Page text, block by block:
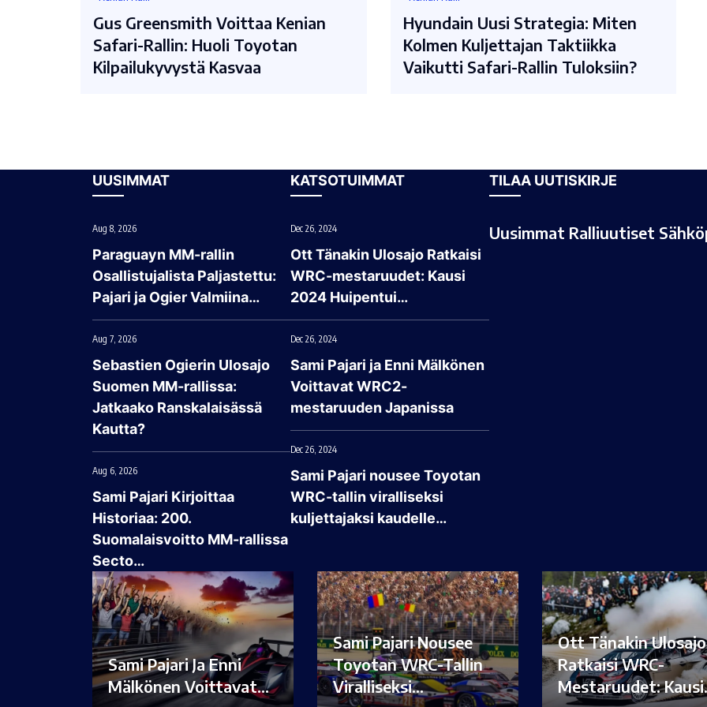
Gus Greensmith Voittaa Kenian
Safari-Rallin: Huoli Toyotan
Kilpailukyvystä Kasvaa
Hyundain Uusi Strategia: Miten
Kolmen Kuljettajan Taktiikka
Vaikutti Safari-Rallin Tuloksiin?
UUSIMMAT
Aug 8, 2026
Paraguayn MM-rallin
Osallistujalista Paljastettu:
Pajari ja Ogier Valmiina…
Aug 7, 2026
Sebastien Ogierin Ulosajo
Suomen MM-rallissa:
Jatkaako Ranskalaisässä
Kautta?
Aug 6, 2026
Sami Pajari Kirjoittaa
Historiaa: 200.
Suomalaisvoitto MM-rallissa
Secto…
KATSOTUIMMAT
Dec 26, 2024
Ott Tänakin Ulosajo Ratkaisi
WRC-mestaruudet: Kausi
2024 Huipentui…
Dec 26, 2024
Sami Pajari ja Enni Mälkönen
Voittavat WRC2-
mestaruuden Japanissa
Dec 26, 2024
Sami Pajari nousee Toyotan
WRC-tallin viralliseksi
kuljettajaksi kaudelle…
TILAA UUTISKIRJE
Uusimmat Ralliuutiset
Sami Pajari Ja Enni
Mälkönen Voittavat…
Sami Pajari Nousee
Toyotan WRC-Tallin
Viralliseksi…
Ott Tänakin Ulosajo
Ratkaisi WRC-
Mestaruudet: